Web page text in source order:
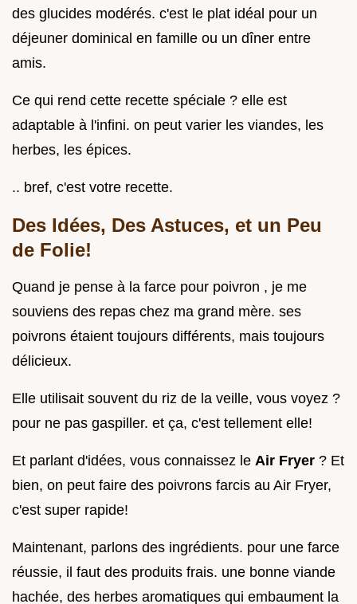
des glucides modérés. c'est le plat idéal pour un
déjeuner dominical en famille ou un dîner entre
amis.
Ce qui rend cette recette spéciale ? elle est
adaptable à l'infini. on peut varier les viandes, les
herbes, les épices.
.. bref, c'est votre recette.
Des Idées, Des Astuces, et un Peu
de Folie!
Quand je pense à la farce pour poivron , je me
souviens des repas chez ma grand mère. ses
poivrons étaient toujours différents, mais toujours
délicieux.
Elle utilisait souvent du riz de la veille, vous voyez ?
pour ne pas gaspiller. et ça, c'est tellement elle!
Et parlant d'idées, vous connaissez le Air Fryer ? Et
bien, on peut faire des poivrons farcis au Air Fryer,
c'est super rapide!
Maintenant, parlons des ingrédients. pour une farce
réussie, il faut des produits frais. une bonne viande
hachée, des herbes aromatiques qui embaument la